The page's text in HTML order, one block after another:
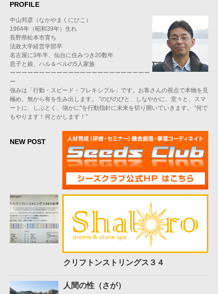
PROFILE
中山邦彦（なかやまくにひこ）
1964年（昭和39年）生れ
長野県松本市育ち
法政大学経営学部卒
名古屋に3年半、仙台に住みつき20数年
息子と娘、ハル＆ベルの5人家族
ーーーーーーーーーーーーーーーーーーーーーーーー
ー
強みは「行動・スピード・フレキシブル」です。お客さんの視点で本物を見
極め、無から有を生み出します。 "のびのびと、しなやかに、堂々と、スマ
ートに、しぶとく、強かに"を行動指針に未来を切り開いていきます。 “何で
もやります！何とかします！”
NEW POST
クリフトンストリングス３４
人間の性（さが）